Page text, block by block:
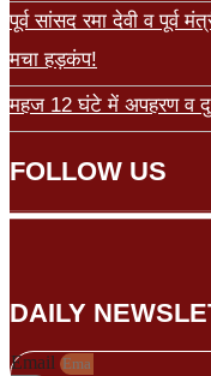
पूर्व सांसद रमा देवी व पूर्व
मचा हड़कंप!
महज 12 घंटे में अपहरण व
FOLLOW US
DAILY
Email